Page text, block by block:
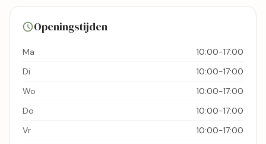
Bekijk kaart
Openingstijden
Ma
10:00-17:00
Di
10:00-17:00
Wo
10:00-17:00
Do
10:00-17:00
Vr
10:00-17:00